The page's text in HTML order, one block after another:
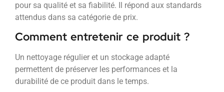
pour sa qualité et sa fiabilité. Il répond aux standards
attendus dans sa catégorie de prix.
Comment entretenir ce produit ?
Un nettoyage régulier et un stockage adapté
permettent de préserver les performances et la
durabilité de ce produit dans le temps.